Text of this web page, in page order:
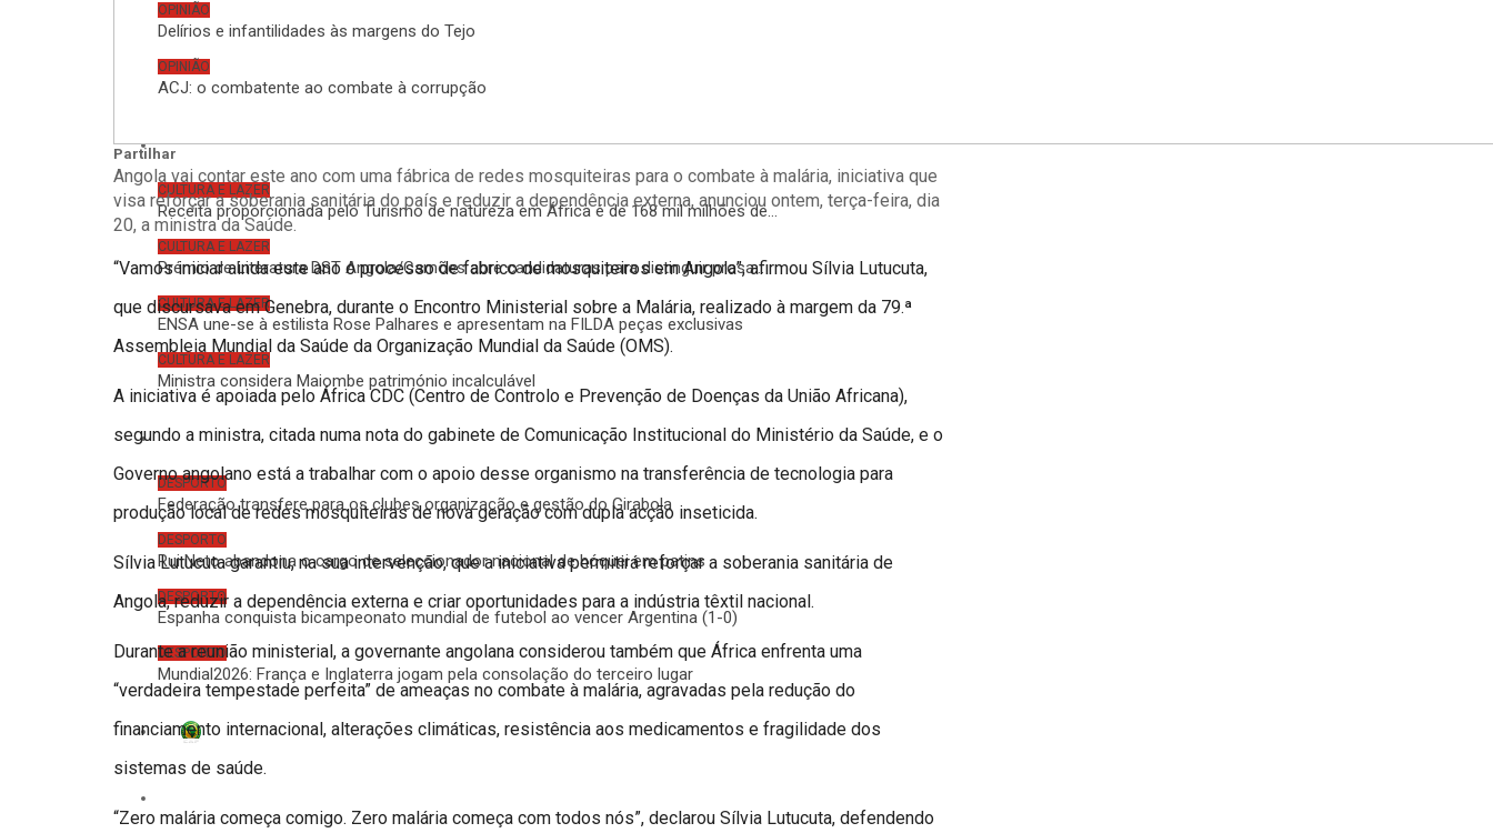
OPINIÃO
Delírios e infantilidades às margens do Tejo
OPINIÃO
ACJ: o combatente ao combate à corrupção
Cultura e Lazer
CULTURA E LAZER
Receita proporcionada pelo Turismo de natureza em África é de 168 mil milhões de…
CULTURA E LAZER
Prémio de Literatura DST Angola/Camões abre candidaturas para distinguir prosa…
CULTURA E LAZER
ENSA une-se à estilista Rose Palhares e apresentam na FILDA peças exclusivas
CULTURA E LAZER
Ministra considera Maiombe património incalculável
Desporto
DESPORTO
Federação transfere para os clubes organização e gestão do Girabola
DESPORTO
Rui Neto abandona o cargo de seleccionador nacional de hóquei em patins
DESPORTO
Espanha conquista bicampeonato mundial de futebol ao vencer Argentina (1-0)
DESPORTO
Mundial2026: França e Inglaterra jogam pela consolação do terceiro lugar
CAN 2023
Partilhar
Angola vai contar este ano com uma fábrica de redes mosquiteiras para o combate à malária, iniciativa que
visa reforçar a soberania sanitária do país e reduzir a dependência externa, anunciou ontem, terça-feira, dia
20, a ministra da Saúde.
“Vamos iniciar ainda este ano o processo de fabrico de mosquiteiros em Angola”, afirmou Sílvia Lutucuta,
que discursava em Genebra, durante o Encontro Ministerial sobre a Malária, realizado à margem da 79.ª
Assembleia Mundial da Saúde da Organização Mundial da Saúde (OMS).
A iniciativa é apoiada pelo África CDC (Centro de Controlo e Prevenção de Doenças da União Africana),
segundo a ministra, citada numa nota do gabinete de Comunicação Institucional do Ministério da Saúde, e o
Governo angolano está a trabalhar com o apoio desse organismo na transferência de tecnologia para
produção local de redes mosquiteiras de nova geração com dupla acção inseticida.
Sílvia Lutucuta garantiu, na sua intervenção, que a iniciativa permitirá reforçar a soberania sanitária de
Angola, reduzir a dependência externa e criar oportunidades para a indústria têxtil nacional.
Durante a reunião ministerial, a governante angolana considerou também que África enfrenta uma
“verdadeira tempestade perfeita” de ameaças no combate à malária, agravadas pela redução do
financiamento internacional, alterações climáticas, resistência aos medicamentos e fragilidade dos
sistemas de saúde.
“Zero malária começa comigo. Zero malária começa com todos nós”, declarou Sílvia Lutucuta, defendendo